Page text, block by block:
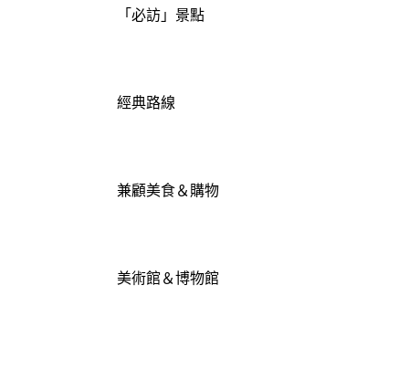
「必訪」景點
經典路線
兼顧美食＆購物
美術館＆博物館